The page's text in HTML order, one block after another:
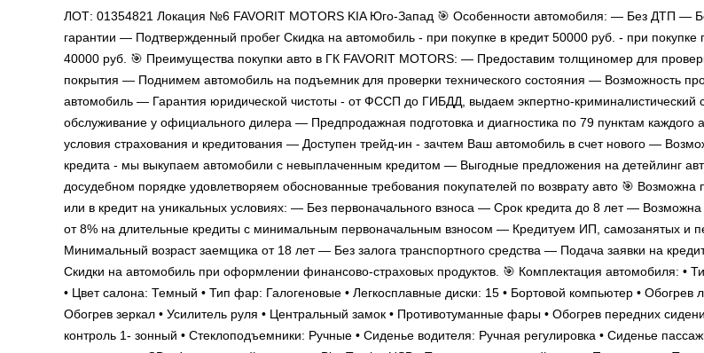
ЛОТ: 01354821 Локация №6 FAVORIT MOTORS KIA Юго-Запад 🎯 Особенности автомобиля: — Без ДТП —
гарантии — Подтвержденный пробег Скидка на автомобиль - при покупке в кредит 50000 руб. - при
40000 руб. 🎯 Преимущества покупки авто в ГК FAVORIT MOTORS: — Предоставим толщиномер для
покрытия — Поднимем автомобиль на подъемник для проверки технического состояния — Возможность
автомобиль — Гарантия юридической чистоты - от ФССП до ГИБДД, выдаем экпертно-криминалистический
обслуживание у официального дилера — Предпродажная подготовка и диагностика по 79 пунктам
условия страхования и кредитования — Доступен трейд-ин - зачтем Ваш автомобиль в счет нового —
кредита - мы выкупаем автомобили с невыплаченным кредитом — Выгодные предложения на детейлинг
досудебном порядке удовлетворяем обоснованные требования покупателей по возврату авто 🎯 Возможна
или в кредит на уникальных условиях: — Без первоначального взноса — Срок кредита до 8 лет — Возможна
от 8% на длительные кредиты с минимальным первоначальным взносом — Кредитуем ИП, самозанятых и
Минимальный возраст заемщика от 18 лет — Без залога транспортного средства — Подача заявки на
Скидки на автомобиль при оформлении финансово-страховых продуктов. 🎯 Комплектация автомобиля: •
• Цвет салона: Темный • Тип фар: Галогеновые • Легкосплавные диски: 15 • Бортовой компьютер • Обогрев
Обогрев зеркал • Усилитель руля • Центральный замок • Противотуманные фары • Обогрев передних
контроль 1- зонный • Стеклоподъемники: Ручные • Сиденье водителя: Ручная регулировка • Сиденье